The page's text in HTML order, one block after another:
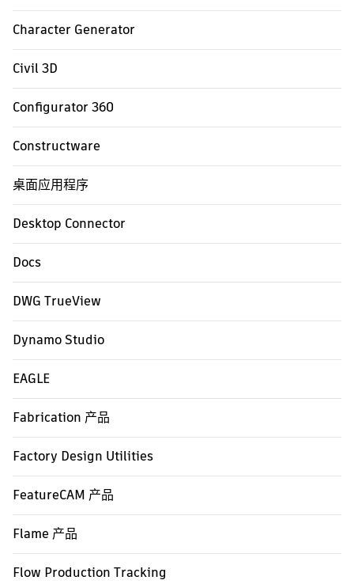
Character Generator
Civil 3D
Configurator 360
Constructware
桌面应用程序
Desktop Connector
Docs
DWG TrueView
Dynamo Studio
EAGLE
Fabrication 产品
Factory Design Utilities
FeatureCAM 产品
Flame 产品
Flow Production Tracking